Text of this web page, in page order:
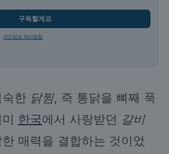
구독할게요
.개인정보 처리방침 .
한 닭찜, 즉 통닭을 뼈째 푹
한국에서 사랑받던 갈비
매력을 결합하는 것이었